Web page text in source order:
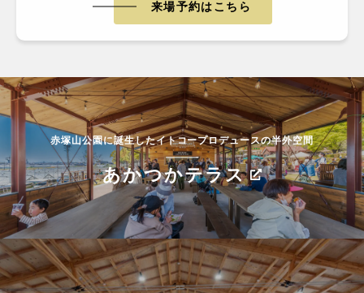
来場予約はこちら
赤塚山公園に誕生したイトコープロデュースの半外空間
あかつかテラス